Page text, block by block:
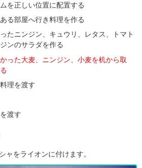
を正しい位置に配置する
る部屋へ行き料理を作る
たニンジン、キュウリ、レタス、トマト
ンのサラダを作る
った大麦、ニンジン、小麦を机から取
理を渡す
渡す
ャをライオンに付けます。